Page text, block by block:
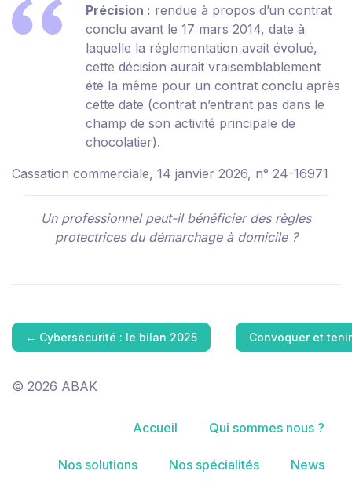
Précision : rendue à propos d’un contrat
conclu avant le 17 mars 2014, date à
laquelle la réglementation avait évolué,
cette décision aurait vraisemblablement
été la même pour un contrat conclu après
cette date (contrat n’entrant pas dans le
champ de son activité principale de
chocolatier).
Cassation commerciale, 14 janvier 2026, n° 24-16971
Un professionnel peut-il bénéficier des règles
protectrices du démarchage à domicile ?
← Cybersécurité : le bilan 2025 Convoquer et
© 2026 ABAK
Accueil Qui sommes nous ?
Nos solutions Nos spécialités News